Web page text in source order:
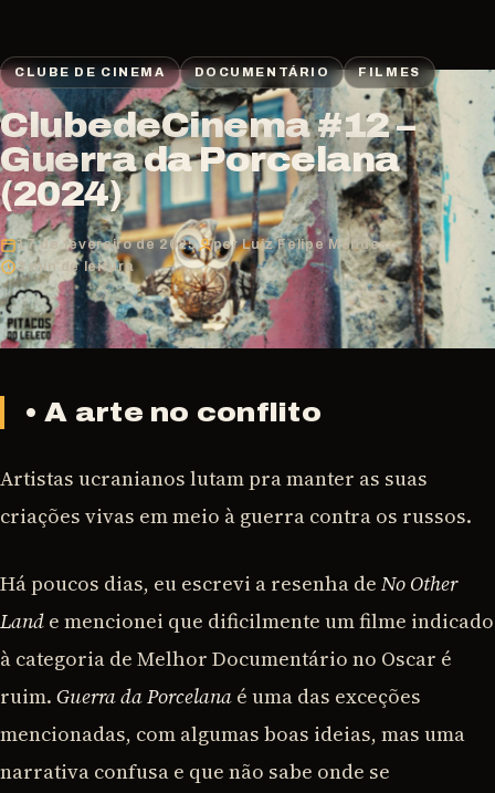
CLUBE DE CINEMA DOCUMENTÁRIO FILMES
ClubedeCinema #12 –
Guerra da Porcelana
(2024)
17 de fevereiro de 2025
por Luiz Felipe Mendes
3 min de leitura
• A arte no conflito
Artistas ucranianos lutam pra manter as suas
criações vivas em meio à guerra contra os russos.
Há poucos dias, eu escrevi a resenha de No Other
Land e mencionei que dificilmente um filme indicado
à categoria de Melhor Documentário no Oscar é
ruim. Guerra da Porcelana é uma das exceções
mencionadas, com algumas boas ideias, mas uma
narrativa confusa e que não sabe onde se